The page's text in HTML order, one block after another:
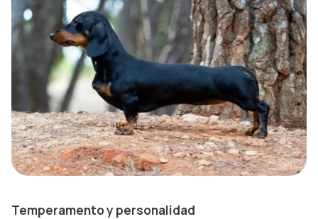
Temperamento y personalidad